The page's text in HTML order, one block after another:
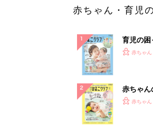
赤ちゃん・育児
育児の
『ひよ
赤ちゃん
赤ちゃん
てのひよ
赤ちゃん